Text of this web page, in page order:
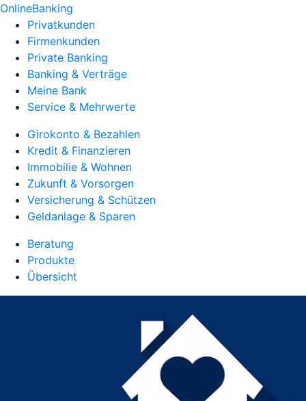
OnlineBanking
Privatkunden
Firmenkunden
Private Banking
Banking & Verträge
Meine Bank
Service & Mehrwerte
Girokonto & Bezahlen
Kredit & Finanzieren
Immobilie & Wohnen
Zukunft & Vorsorgen
Versicherung & Schützen
Geldanlage & Sparen
Beratung
Produkte
Übersicht